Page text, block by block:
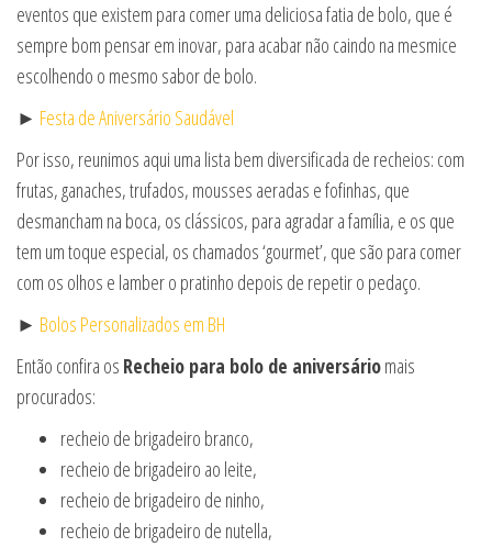
eventos que existem para comer uma deliciosa fatia de bolo, que é
sempre bom pensar em inovar, para acabar não caindo na mesmice
escolhendo o mesmo sabor de bolo.
► Festa de Aniversário Saudável
Por isso, reunimos aqui uma lista bem diversificada de recheios: com
frutas, ganaches, trufados, mousses aeradas e fofinhas, que
desmancham na boca, os clássicos, para agradar a família, e os que
tem um toque especial, os chamados ‘gourmet’, que são para comer
com os olhos e lamber o pratinho depois de repetir o pedaço.
► Bolos Personalizados em BH
Então confira os Recheio para bolo de aniversáriomais
procurados:
recheio de brigadeiro branco,
recheio de brigadeiro ao leite,
recheio de brigadeiro de ninho,
recheio de brigadeiro de nutella,